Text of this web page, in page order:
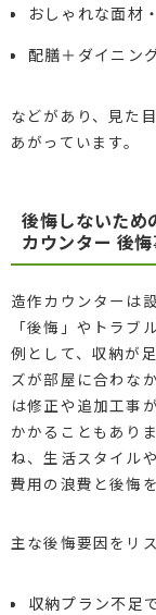
おしゃれな面材
配膳＋ダイニン
などがあり、見た
あがっています。
後悔しないため
カウンター 後
造作カウンターは
「後悔」やトラブ
例として、収納が
ズが部屋に合わな
は修正や追加工事
かかることもあり
ね、生活スタイル
費用の浪費と後悔
主な後悔要因をリ
収納プラン不足